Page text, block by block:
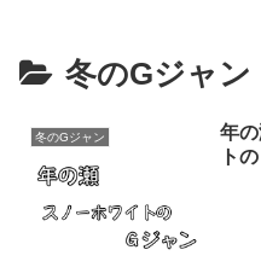
冬のGジャン
冬のGジャン
年
ト